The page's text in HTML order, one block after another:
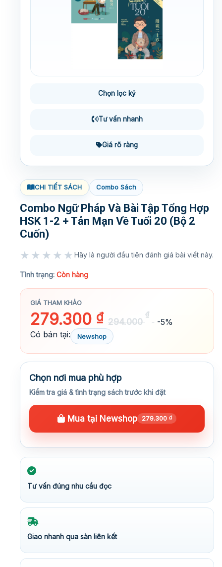
Chọn lọc kỹ
Tư vấn nhanh
Giá rõ ràng
CHI TIẾT SÁCH Combo Sách
Combo Ngữ Pháp Và Bài Tập Tổng Hợp
HSK 1-2 + Tản Mạn Về Tuổi 20 (Bộ 2
Cuốn)
★★★★★ Hãy là người đầu tiên đánh giá bài viết này.
Tình trạng: Còn hàng
GIÁ THAM KHẢO
279.300 ₫ 294.000
₫
-5%
Có bán tại:
Newshop
Chọn nơi mua phù hợp
Kiểm tra giá & tình trạng sách trước khi đặt
Mua tại Newshop 279.300 ₫
Tư vấn đúng nhu cầu đọc
Giao nhanh qua sàn liên kết